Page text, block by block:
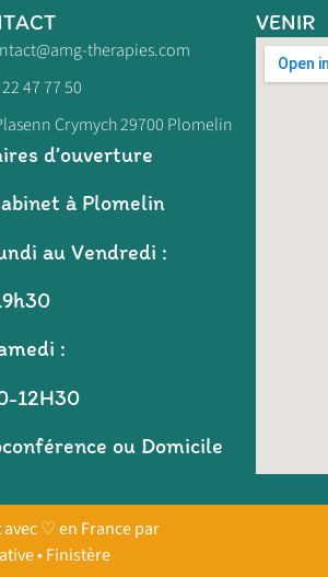
therapies.com
47 77 50
Crymych 29700 Plomelin
d’ouverture
à Plomelin
au Vendredi :
:
12H30
ou Domicile
VENIR
avec ♡ en France par
• Finistère